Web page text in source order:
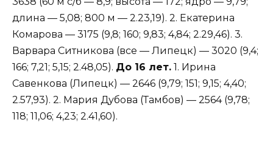
длина — 5,08; 800 м — 2.23,19). 2. Екатерина
Комарова — 3175 (9,8; 160; 9,83; 4,84; 2.29,46). 3.
Варвара Ситникова (все — Липецк) — 3020 (9,4;
166; 7,21; 5,15; 2.48,05). До 16 лет. 1. Ирина
Савенкова (Липецк) — 2646 (9,79; 151; 9,15; 4,40;
2.57,93). 2. Мария Дубова (Тамбов) — 2564 (9,78;
118; 11,06; 4,23; 2.41,60).